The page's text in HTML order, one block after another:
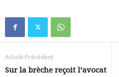
Article Précédent
Sur la brèche reçoit l’avocat